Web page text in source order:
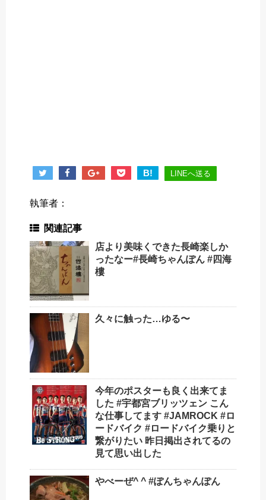
B! LINEへ送る
執筆者：
関連記事
店より美味くできた長崎楽しか
ったなー#長崎ちゃんぽん #四海
樓
久々に触った…ゆる〜
今年のポスターも良く出来てま
した #宇都宮ブリッツェン こん
な仕事してます #JAMROCK #ロ
ードバイク #ロードバイク乗りと
繋がりたい 昨日掲出されてるの
見て思い出した
やべーぜ^ ^ #ぽんちゃんぽん